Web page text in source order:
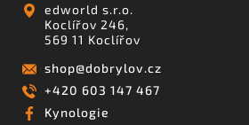
edworld s.r.o.
Koclířov 246,
569 11 Koclířov
shop@dobrylov.cz
+420 603 147 467
Kynologie